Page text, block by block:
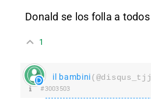
Donald se los folla a
1
il bambini
#3003503